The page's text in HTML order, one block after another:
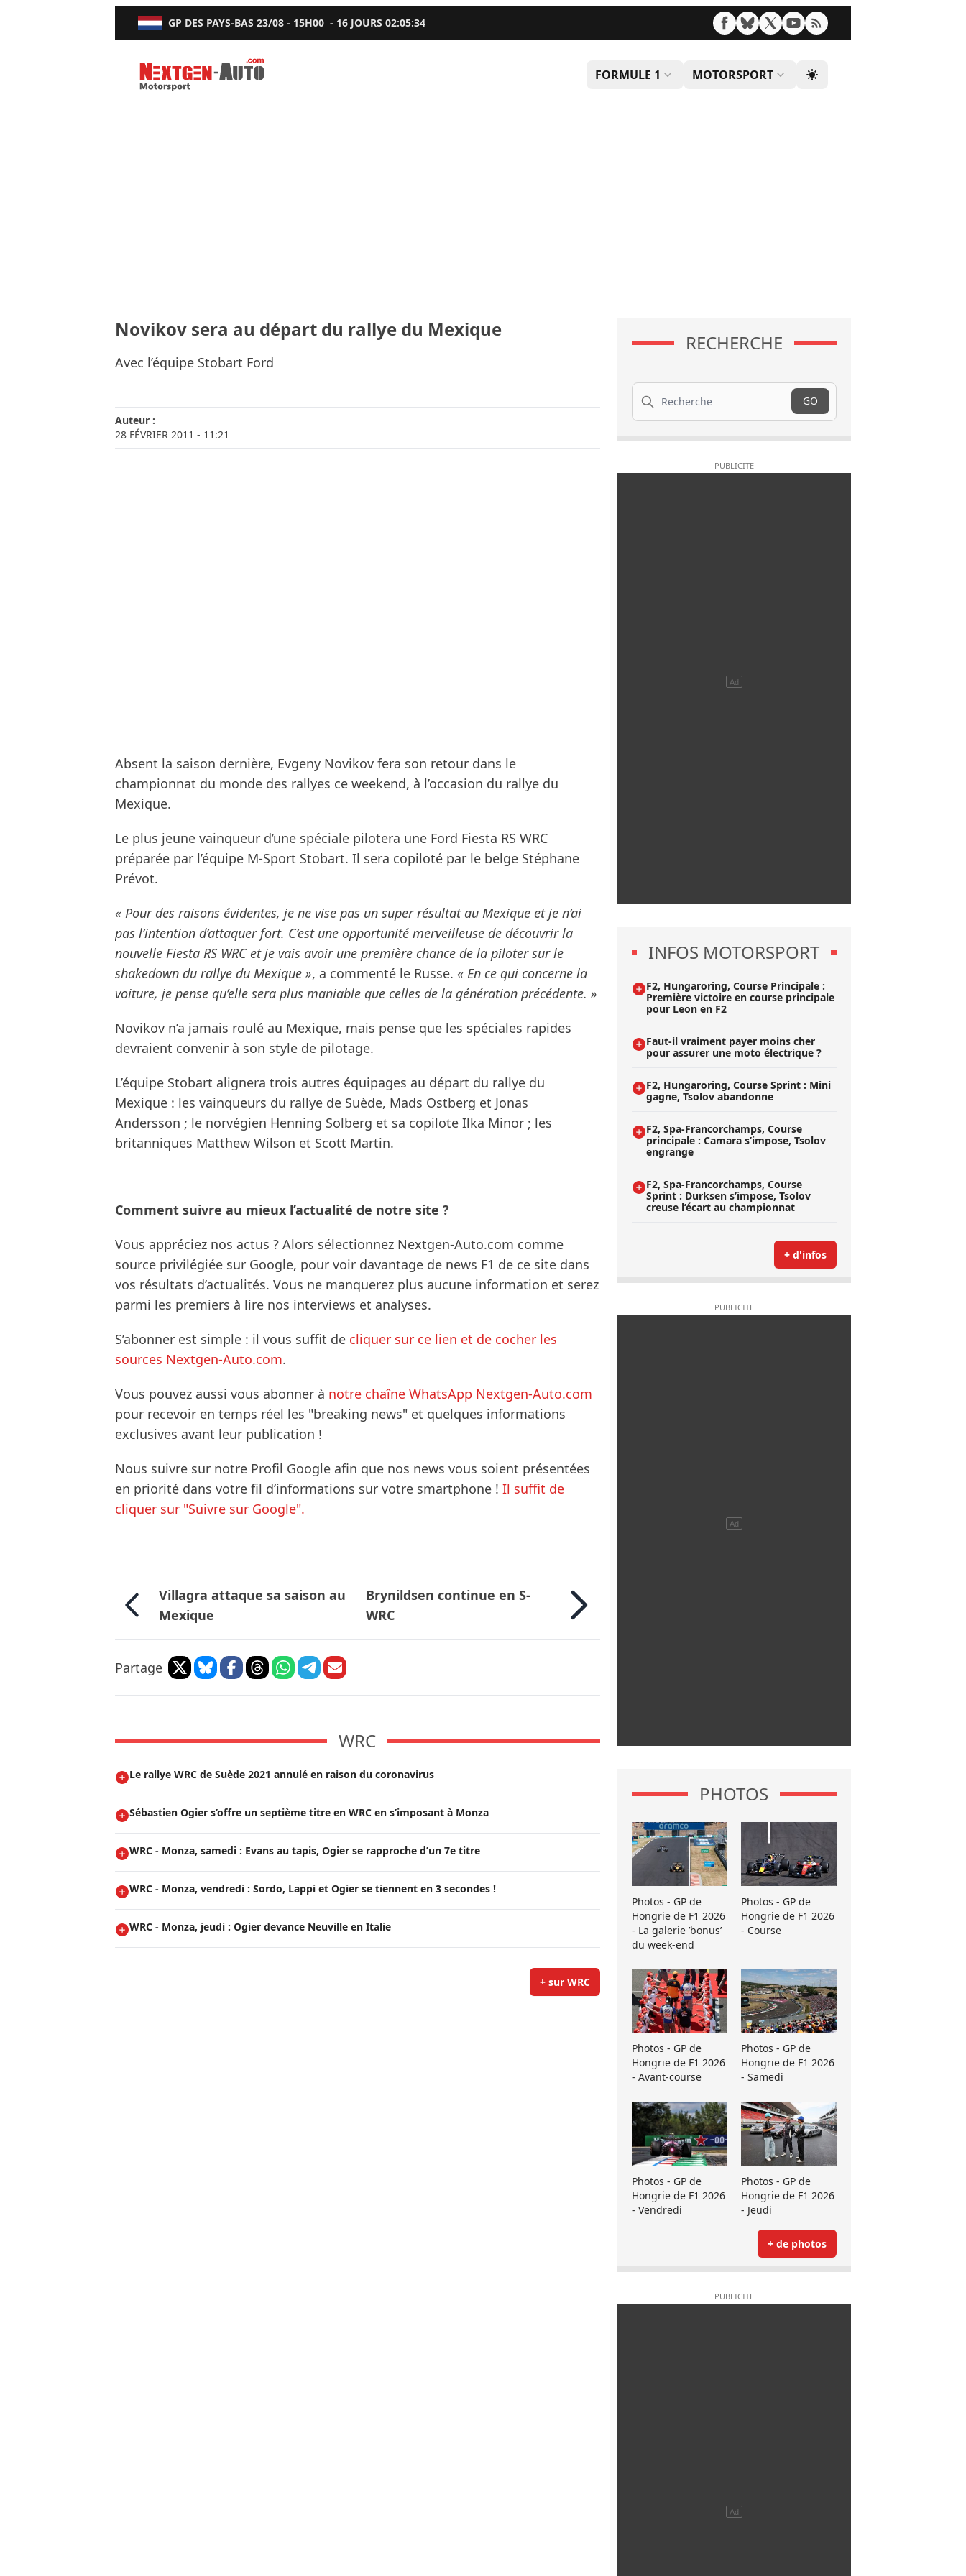
GP DES PAYS-BAS 23/08 - 15H00 - 16 JOURS02:05:33
Nextgen-Auto.com
FORMULE 1 MOTORSPORT
Novikov sera au départ du rallye du Mexique
Avec l’équipe Stobart Ford
Auteur :
28 FÉVRIER 2011 - 11:21
Absent la saison dernière, Evgeny Novikov fera son retour dans le
championnat du monde des rallyes ce weekend, à l’occasion du rallye du
Mexique.
Le plus jeune vainqueur d’une spéciale pilotera une Ford Fiesta RS WRC
préparée par l’équipe M-Sport Stobart. Il sera copiloté par le belge Stéphane
Prévot.
« Pour des raisons évidentes, je ne vise pas un super résultat au Mexique et je n’ai
pas l’intention d’attaquer fort. C’est une opportunité merveilleuse de découvrir la
nouvelle Fiesta RS WRC et je vais avoir une première chance de la piloter sur le
shakedown du rallye du Mexique », a commenté le Russe. « En ce qui concerne la
voiture, je pense qu’elle sera plus maniable que celles de la génération précédente. »
Novikov n’a jamais roulé au Mexique, mais pense que les spéciales rapides
devraient convenir à son style de pilotage.
L’équipe Stobart alignera trois autres équipages au départ du rallye du
Mexique : les vainqueurs du rallye de Suède, Mads Ostberg et Jonas
Andersson ; le norvégien Henning Solberg et sa copilote Ilka Minor ; les
britanniques Matthew Wilson et Scott Martin.
Comment suivre au mieux l’actualité de notre site ?
Vous appréciez nos actus ? Alors sélectionnez Nextgen-Auto.com comme
source privilégiée sur Google, pour voir davantage de news F1 de ce site dans
vos résultats d’actualités. Vous ne manquerez plus aucune information et serez
parmi les premiers à lire nos interviews et analyses.
S’abonner est simple : il vous suffit de cliquer sur ce lien et de cocher les
sources Nextgen-Auto.com.
Vous pouvez aussi vous abonner à notre chaîne WhatsApp Nextgen-Auto.com
pour recevoir en temps réel les "breaking news" et quelques informations
exclusives avant leur publication !
Nous suivre sur notre Profil Google afin que nos news vous soient présentées
en priorité dans votre fil d’informations sur votre smartphone ! Il suffit de
cliquer sur "Suivre sur Google".
Villagra attaque sa saison au
Mexique
Brynildsen continue en S-
WRC
Partage
WRC
Le rallye WRC de Suède 2021 annulé en raison du coronavirus
Sébastien Ogier s’offre un septième titre en WRC en s’imposant à Monza
WRC - Monza, samedi : Evans au tapis, Ogier se rapproche d’un 7e titre
WRC - Monza, vendredi : Sordo, Lappi et Ogier se tiennent en 3 secondes !
WRC - Monza, jeudi : Ogier devance Neuville en Italie
+ sur WRC
RECHERCHE
Recherche
GO
INFOS MOTORSPORT
F2, Hungaroring, Course Principale :
Première victoire en course principale
pour Leon en F2
Faut-il vraiment payer moins cher
pour assurer une moto électrique ?
F2, Hungaroring, Course Sprint : Mini
gagne, Tsolov abandonne
F2, Spa-Francorchamps, Course
principale : Camara s’impose, Tsolov
engrange
F2, Spa-Francorchamps, Course
Sprint : Durksen s’impose, Tsolov
creuse l’écart au championnat
+ d'infos
PHOTOS
Photos - GP de
Hongrie de F1 2026
- La galerie ’bonus’
du week-end
Photos - GP de
Hongrie de F1 2026
- Course
Photos - GP de
Hongrie de F1 2026
- Avant-course
Photos - GP de
Hongrie de F1 2026
- Samedi
Photos - GP de
Hongrie de F1 2026
- Vendredi
Photos - GP de
Hongrie de F1 2026
- Jeudi
+ de photos